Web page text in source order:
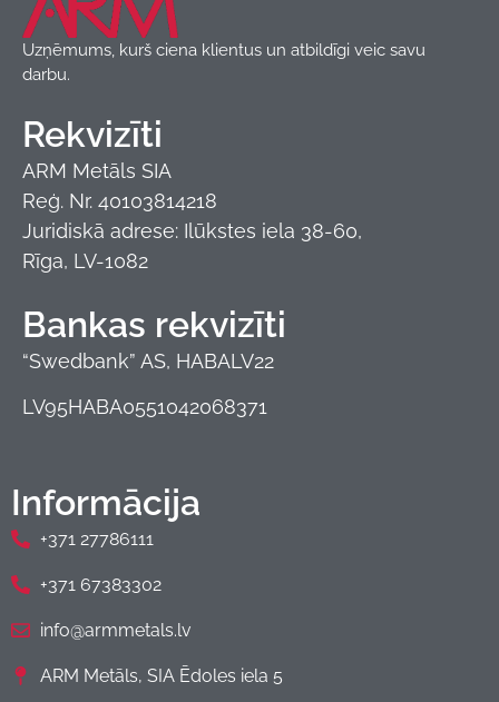
Uzņēmums, kurš ciena klientus un atbildīgi veic savu
darbu.
Rekvizīti
ARM Metāls SIA
Reģ. Nr. 40103814218
Juridiskā adrese: Ilūkstes iela 38-60,
Rīga, LV-1082
Bankas rekvizīti
“Swedbank” AS, HABALV22
LV95HABA0551042068371
Informācija
+371 27786111
+371 67383302
info@armmetals.lv
ARM Metāls, SIA Ēdoles iela 5